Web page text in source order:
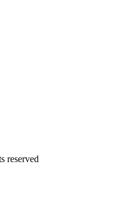
reserved